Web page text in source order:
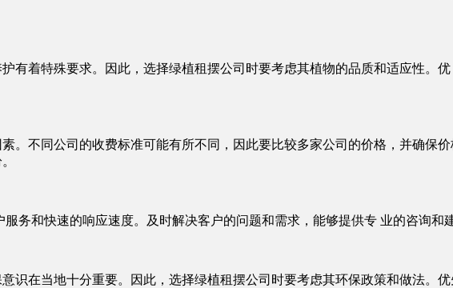
有着特殊要求。因此，选择绿植租摆公司时要考虑其植物的品质和适应性。
。不同公司的收费标准可能有所不同，因此要比较多家公司的价格，并确保
务和快速的响应速度。及时解决客户的问题和需求，能够提供专 业的咨询和
识在当地十分重要。因此，选择绿植租摆公司时要考虑其环保政策和做法。